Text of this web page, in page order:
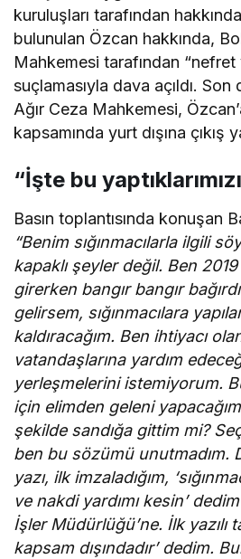
kuruluşları tarafından
bulunulan Özcan hakkında,
Mahkemesi tarafından “nefret
suçlamasıyla dava açıldı. Son
Ağır Ceza Mahkemesi,
kapsamında yurt dışına çıkış
“İşte bu
Basın toplantısında konuşan
“Benim sığınmacılarla ilgili
kapaklı şeyler değil. Ben
girerken bangır bangır
gelirsem, sığınmacılara
kaldıracağım. Ben ihtiyacı
vatandaşlarına yardım
yerleşmelerini istemiyorum.
için elimden geleni
şekilde sandığa gittim mi?
ben bu sözümü unutmadım.
yazı, ilk imzaladığım,
ve nakdi yardımı kesin’
İşler Müdürlüğü’ne. İlk yazılı
kapsam dışındadır’ dedim.